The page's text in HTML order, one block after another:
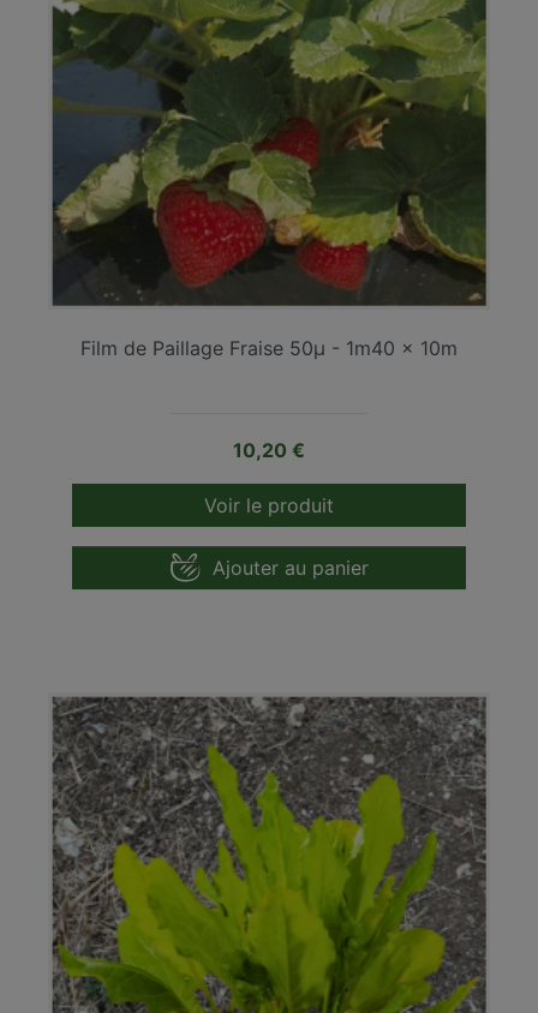
Film de Paillage Fraise 50µ - 1m40 x 10m
Prix
10,20 €
Voir le produit
Ajouter au panier